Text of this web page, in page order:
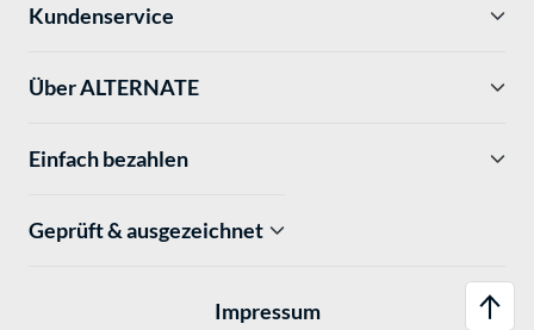
Kundenservice
Über ALTERNATE
Einfach bezahlen
Geprüft & ausgezeichnet
Impressum